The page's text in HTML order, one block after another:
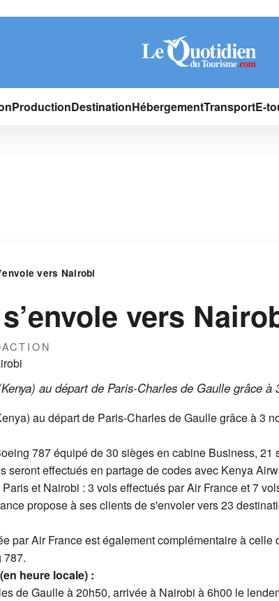
ProductionDestinationHébergementTransportE-
vers Nairobi
vers
au départ de Paris-Charles de Gaulle grâce à
au départ de Paris-Charles de Gaulle grâce à 3
787 équipé de 30 sièges en cabine Business,
seront effectués en partage de codes avec Kenya
et Nairobi : 3 vols effectués par Air France et 7
propose à ses clients de s'envoler vers 23
par Air France est également complémentaire à
787.
heure locale) :
de Gaulle à 20h50, arrivée à Nairobi à 6h00 le